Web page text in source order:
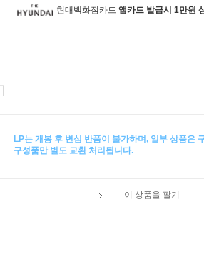
현대백화점카드 앱카드 발급시 1만원
LP는 개봉 후 변심 반품이 불가하며, 일부 상품은
구성품만 별도 교환 처리됩니다.
이 상품을 팔기